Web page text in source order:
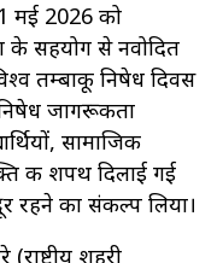
मई 2026 को
के सहयोग से नवोदित
तम्बाकू निषेध दिवस
जागरूकता
सामाजिक
की शपथ दिलाई गई
रहने का संकल्प लिया।
शहरी